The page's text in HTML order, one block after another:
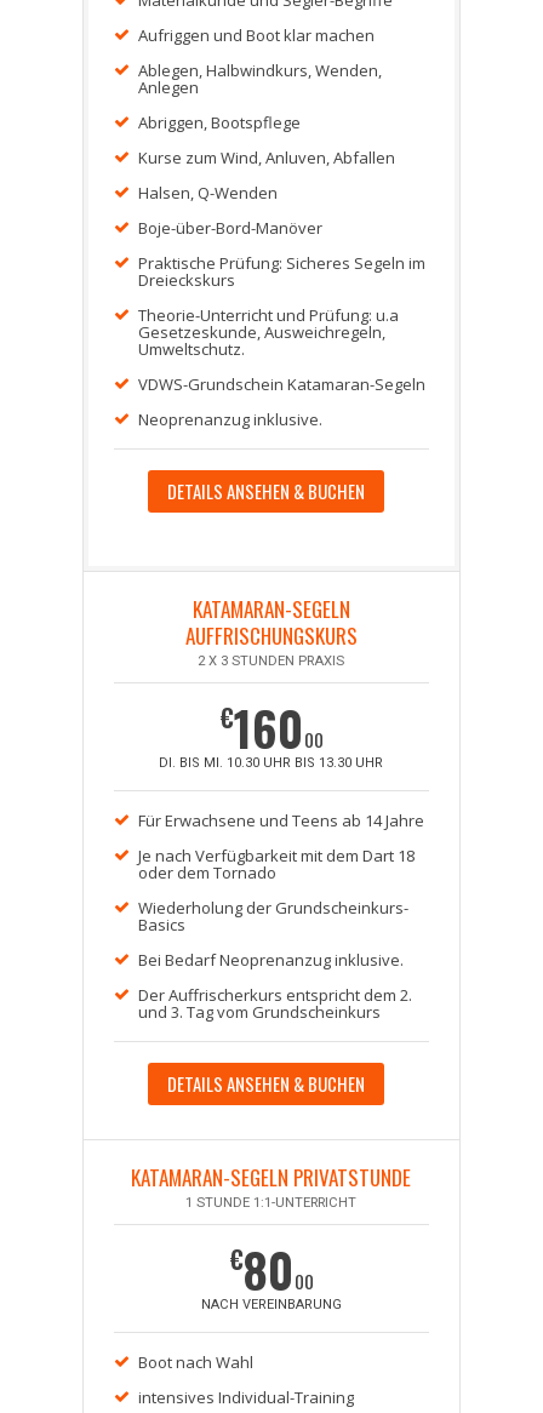
Aufriggen und Boot klar machen
Ablegen, Halbwindkurs, Wenden,
Anlegen
Abriggen, Bootspflege
Kurse zum Wind, Anluven, Abfallen
Halsen, Q-Wenden
Boje-über-Bord-Manöver
Praktische Prüfung: Sicheres Segeln im
Dreieckskurs
Theorie-Unterricht und Prüfung: u.a
Gesetzeskunde, Ausweichregeln,
Umweltschutz.
VDWS-Grundschein Katamaran-Segeln
Neoprenanzug inklusive.
DETAILS ANSEHEN & BUCHEN
KATAMARAN-SEGELN
AUFFRISCHUNGSKURS
2 X 3 STUNDEN PRAXIS
€16000
DI. BIS MI. 10.30 UHR BIS 13.30 UHR
Für Erwachsene und Teens ab 14 Jahre
Je nach Verfügbarkeit mit dem Dart 18
oder dem Tornado
Wiederholung der Grundscheinkurs-
Basics
Bei Bedarf Neoprenanzug inklusive.
Der Auffrischerkurs entspricht dem 2.
und 3. Tag vom Grundscheinkurs
DETAILS ANSEHEN & BUCHEN
KATAMARAN-SEGELN PRIVATSTUNDE
1 STUNDE 1:1-UNTERRICHT
€8000
NACH VEREINBARUNG
Boot nach Wahl
intensives Individual-Training